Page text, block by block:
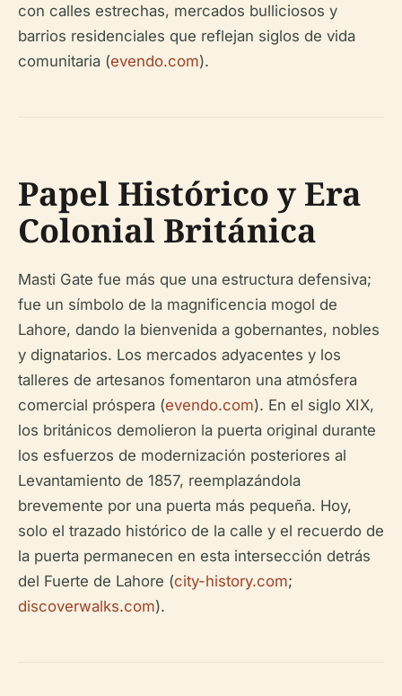
con calles estrechas, mercados bulliciosos y
barrios residenciales que reflejan siglos de vida
comunitaria (evendo.com).
Papel Histórico y Era
Colonial Británica
Masti Gate fue más que una estructura defensiva;
fue un símbolo de la magnificencia mogol de
Lahore, dando la bienvenida a gobernantes, nobles
y dignatarios. Los mercados adyacentes y los
talleres de artesanos fomentaron una atmósfera
comercial próspera (evendo.com). En el siglo XIX,
los británicos demolieron la puerta original durante
los esfuerzos de modernización posteriores al
Levantamiento de 1857, reemplazándola
brevemente por una puerta más pequeña. Hoy,
solo el trazado histórico de la calle y el recuerdo de
la puerta permanecen en esta intersección detrás
del Fuerte de Lahore (city-history.com;
discoverwalks.com).